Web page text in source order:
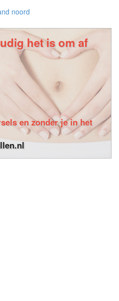
noord
het is om af
en zonder je in het